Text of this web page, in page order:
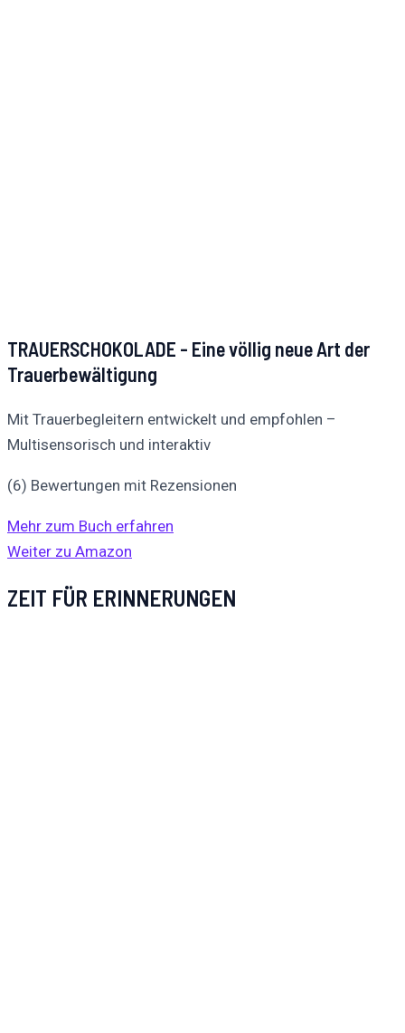
TRAUERSCHOKOLADE - Eine völlig neue Art der
Trauerbewältigung
Mit Trauerbegleitern entwickelt und empfohlen –
Multisensorisch und interaktiv
(6) Bewertungen mit Rezensionen
Mehr zum Buch erfahren
Weiter zu Amazon
ZEIT FÜR ERINNERUNGEN